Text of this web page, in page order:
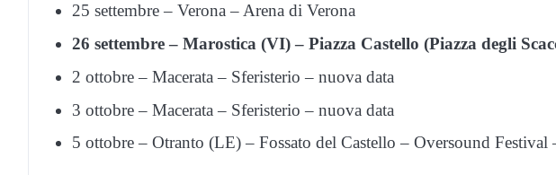
25 settembre – Verona – Arena di Verona
26 settembre – Marostica (VI) – Piazza Castello (Piazza degli
2 ottobre – Macerata – Sferisterio – nuova data
3 ottobre – Macerata – Sferisterio – nuova data
5 ottobre – Otranto (LE) – Fossato del Castello – Oversound Festival